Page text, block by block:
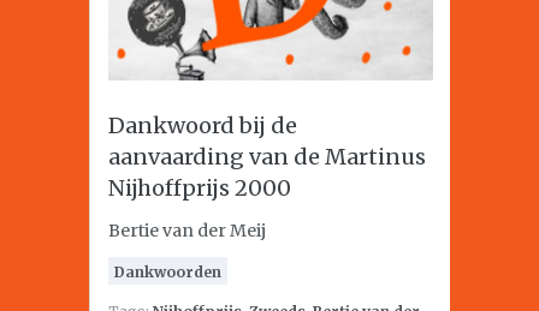
Dankwoord bij de
aanvaarding van de Martinus
Nijhoffprijs 2000
Bertie van der Meij
Dankwoorden